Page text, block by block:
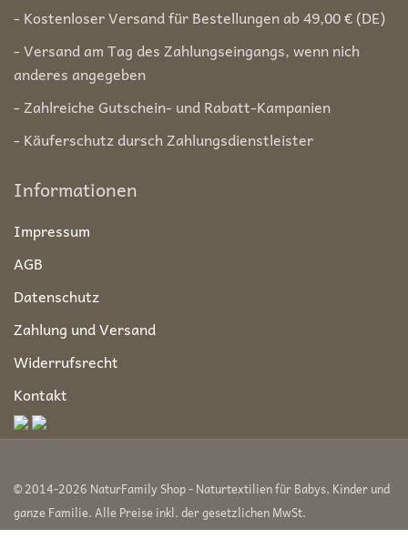
- Kostenloser Versand für Bestellungen ab 49,00 € (DE)
- Versand am Tag des Zahlungseingangs, wenn nich
anderes angegeben
- Zahlreiche Gutschein- und Rabatt-Kampanien
- Käuferschutz dursch Zahlungsdienstleister
Informationen
Impressum
AGB
Datenschutz
Zahlung und Versand
Widerrufsrecht
Kontakt
© 2014-2026 NaturFamily Shop - Naturtextilien für Babys, Kinder und
ganze Familie. Alle Preise inkl. der gesetzlichen MwSt.